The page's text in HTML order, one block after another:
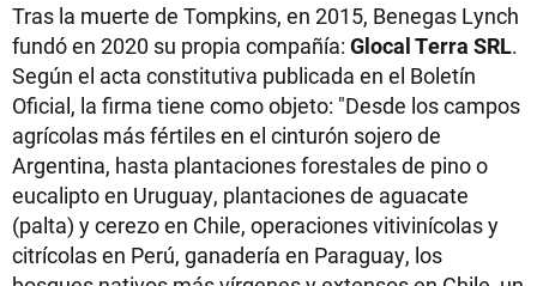
Tras la muerte de Tompkins, en 2015, Benegas Lynch
fundó en 2020 su propia compañía: Glocal Terra SRL.
Según el acta constitutiva publicada en el Boletín
Oficial, la firma tiene como objeto: "Desde los campos
agrícolas más fértiles en el cinturón sojero de
Argentina, hasta plantaciones forestales de pino o
eucalipto en Uruguay, plantaciones de aguacate
(palta) y cerezo en Chile, operaciones vitivinícolas y
citrícolas en Perú, ganadería en Paraguay, los